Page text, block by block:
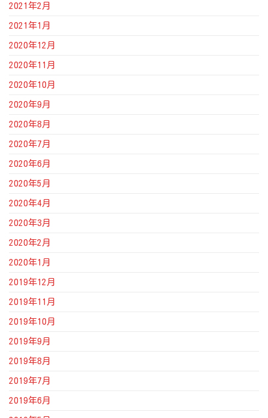
2021年2月
2021年1月
2020年12月
2020年11月
2020年10月
2020年9月
2020年8月
2020年7月
2020年6月
2020年5月
2020年4月
2020年3月
2020年2月
2020年1月
2019年12月
2019年11月
2019年10月
2019年9月
2019年8月
2019年7月
2019年6月